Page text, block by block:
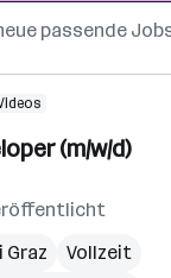
passende
(m/w/d)
Graz
Vollzeit